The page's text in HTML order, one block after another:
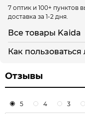
7 оптик и 100+ пунктов
доставка за 1-2 дня.
Все товары Kaida
Как
Отзывы
5 4 3